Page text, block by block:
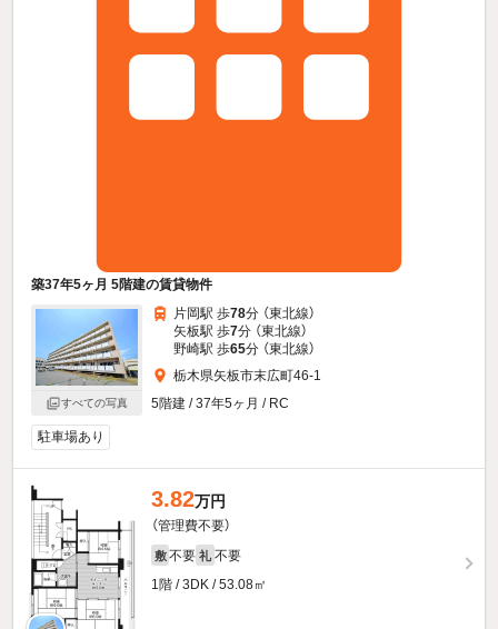
築37年5ヶ月 5階建の賃貸物件
すべての写真
片岡駅 歩78分 （東北線）
矢板駅 歩7分 （東北線）
野崎駅 歩65分 （東北線）
栃木県矢板市末広町46-1
5階建 / 37年5ヶ月 / RC
駐車場あり
3.82万円
（管理費不要）
敷 不要 礼 不要
1階 / 3DK / 53.08㎡